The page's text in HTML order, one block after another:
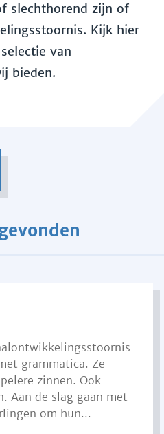
slechthorend zijn of
Kijk hier
van
bieden.
grammatica. Ze
zinnen. Ook
Aan de slag gaan met
om hun...